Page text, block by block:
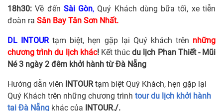
18h30:Về đến Sài Gòn, Quý Khách dùng bữa tối, xe tiễn
đoàn ra Sân Bay Tân Sơn Nhất.
DL INTOURtạm biệt, hẹn gặp lại Quý khách trên những
chương trình du lịch khác! Kết thúcdu lịch Phan Thiết - Mũi
Né 3 ngày 2 đêm khởi hành từ Đà Nẵng
Hướng dẫn viên INTOURtạm biệt Quý Khách, hẹn gặp lại
Quý Khách trên những chương trình tour du lịch khởi hành
tại Đà Nẵng khác của INTOUR./.